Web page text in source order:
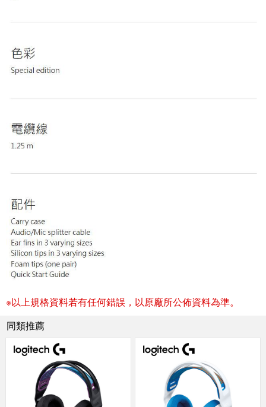
※以上規格資料若有任何錯誤，以原廠所公佈資料為準。
同類推薦